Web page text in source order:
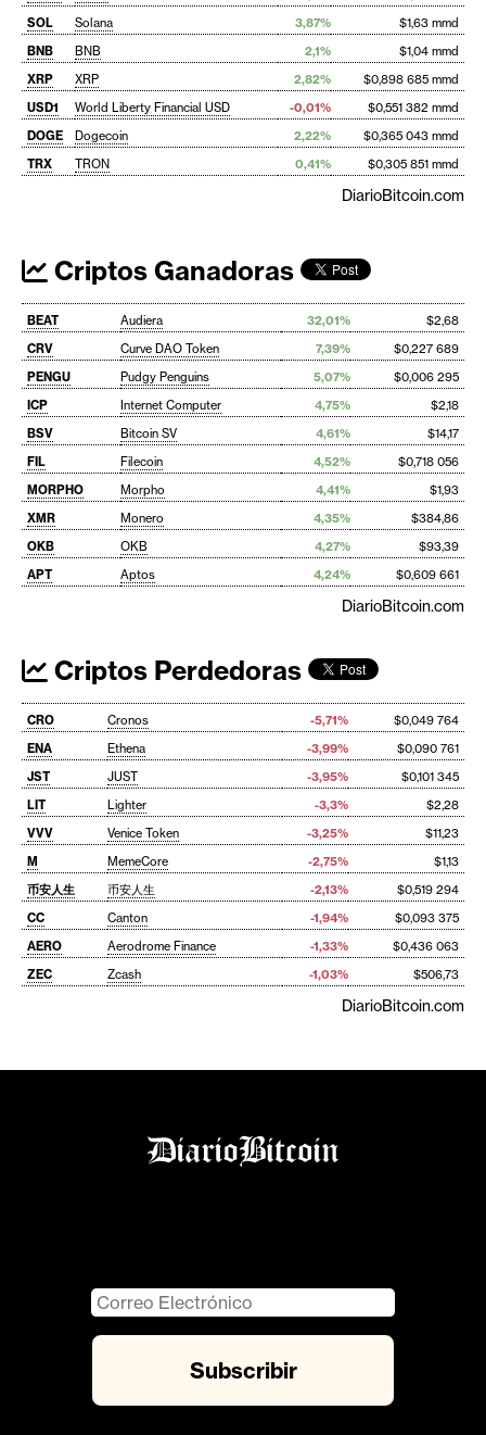
SOL
Solana 3,87%
$1,63 mmd
BNB
BNB 2,1%
$1,04 mmd
XRP
XRP 2,82%
$0,898 685 mmd
USD1
World Liberty Financial USD -0,01%
$0,551 382 mmd
DOGE
Dogecoin 2,22%
$0,365 043 mmd
TRX
TRON 0,41% $0,305 851 mmd
DiarioBitcoin.com
Criptos Ganadoras
BEAT Audiera 32,01%
$2,68
CRV
Curve DAO Token 7,39%
$0,227 689
PENGU
Pudgy Penguins 5,07%
$0,006 295
ICP
Internet Computer 4,75%
$2,18
BSV
Bitcoin SV 4,61%
$14,17
FIL
Filecoin 4,52%
$0,718 056
MORPHO
Morpho 4,41%
$1,93
XMR
Monero 4,35%
$384,86
OKB
OKB 4,27%
$93,39
APT
Aptos 4,24% $0,609 661
DiarioBitcoin.com
Criptos Perdedoras
CRO Cronos -5,71%
$0,049 764
ENA
Ethena -3,99%
$0,090 761
JST
JUST -3,95%
$0,101 345
LIT
Lighter -3,3%
$2,28
VVV
Venice Token -3,25%
$11,23
M
MemeCore -2,75%
$1,13
币安人生
币安人生 -2,13%
$0,519 294
CC
Canton -1,94%
$0,093 375
AERO
Aerodrome Finance -1,33%
$0,436 063
ZEC
Zcash -1,03% $506,73
DiarioBitcoin.com